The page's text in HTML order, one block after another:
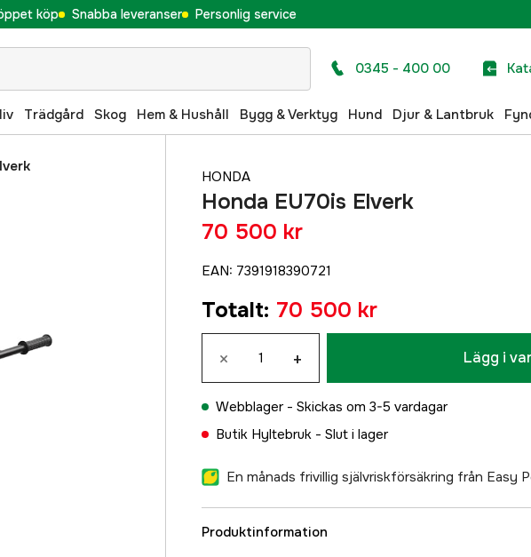
köp Snabba leveranser Personlig service
0345 - 400 00
Trädgård Skog Hem & Hushåll Bygg & Verktyg Hund Djur & Lantbruk
HONDA
Honda EU70is Elverk
70 500 kr
EAN: 7391918390721
Totalt: 70 500 kr
× + Lägg i
Webblager - Skickas om 3-5 vardagar
Butik Hyltebruk - Slut i lager
En månads frivillig självriskförsäkring från Easy
Produktinformation